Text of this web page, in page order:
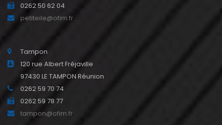
0262 50 62 04
petiteile@ofim.fr
Tampon
120 rue Albert Fréjaville
97430 LE TAMPON Réunion
0262 59 70 74
0262 59 78 77
tampon@ofim.fr